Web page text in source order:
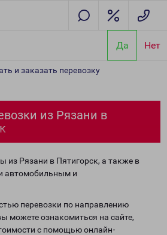
Да Нет
и заказать перевозку
из Рязани в
из Рязани в Пятигорск, а также в
автомобильным и
перевозки по направлению
можете ознакомиться на сайте,
с помощью онлайн-